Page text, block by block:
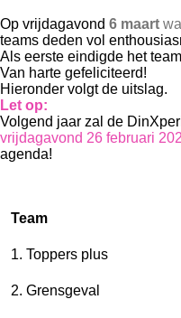
Op vrijdagavond 6 maart wa
teams deden vol
Als eerste eindigde het
Van harte gefeliciteerd!
Hieronder volgt de uitslag.
Let op:
Volgend jaar zal de
vrijdagavond 26 februari
agenda!
Team
1. Toppers plus
2. Grensgeval